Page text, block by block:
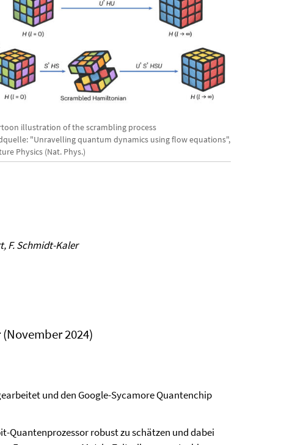
illustration of the scrambling process
"Unravelling quantum dynamics using flow equations",
Physics (Nat. Phys.)
F. Schmidt-Kaler
2024)
und den Google-Sycamore Quantenchip
Quantenprozessor robust zu schätzen und dabei